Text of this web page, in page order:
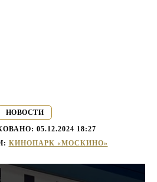
НОВОСТИ
05.12.2024 18:27
КИНОПАРК «МОСКИНО»